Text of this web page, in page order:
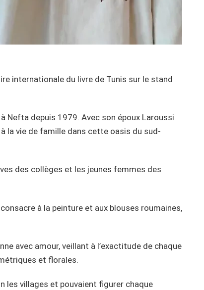
internationale du livre de Tunis sur le stand
Nefta depuis 1979. Avec son époux Laroussi
la vie de famille dans cette oasis du sud-
des collèges et les jeunes femmes des
à la peinture et aux blouses roumaines,
avec amour, veillant à l’exactitude de chaque
et florales.
les villages et pouvaient figurer chaque